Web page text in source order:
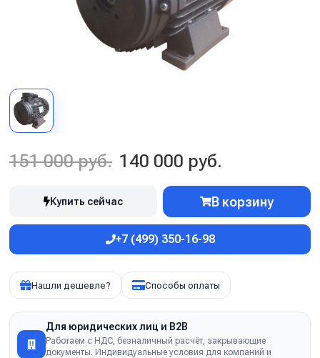
151 000 руб. 140 000 руб.
Купить сейчас В корзину
+7 (499) 350-16-98
Нашли дешевле? Способы оплаты
Для юридических лиц и B2B
Работаем с НДС, безналичный расчёт, закрывающие
документы. Индивидуальные условия для компаний и